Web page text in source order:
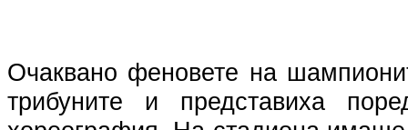
Очаквано феновете на
трибуните и представиха